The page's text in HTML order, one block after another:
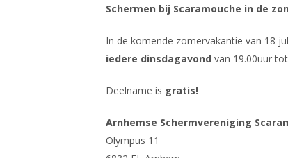
Schermen bij Scaramouche in de
In de komende zomervakantie van 18
iedere dinsdagavond van 19.00uur
Deelname is gratis!
Arnhemse Schermvereniging
Olympus 11